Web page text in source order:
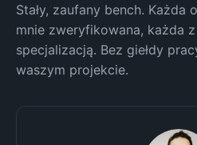
Stały, zaufany bench. Każda
mnie zweryfikowana, każda
specjalizacją. Bez giełdy
waszym projekcie.